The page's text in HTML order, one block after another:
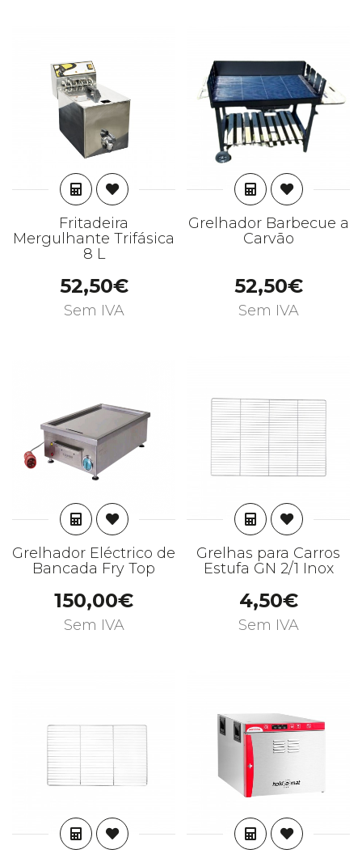
ADICIONAR
Fritadeira
Mergulhante Trifásica
8 L
52,50€
Sem IVA
ADICIONAR
Grelhador Barbecue a
Carvão
52,50€
Sem IVA
ADICIONAR
Grelhador Eléctrico de
Bancada Fry Top
150,00€
Sem IVA
ADICIONAR
Grelhas para Carros
Estufa GN 2/1 Inox
4,50€
Sem IVA
ADICIONAR
ADICIONAR